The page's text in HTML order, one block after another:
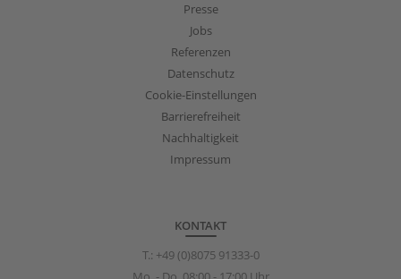
Presse
Jobs
Referenzen
Datenschutz
Cookie-Einstellungen
Barrierefreiheit
Nachhaltigkeit
Impressum
KONTAKT
T.: +49 (0)8075 91333-0